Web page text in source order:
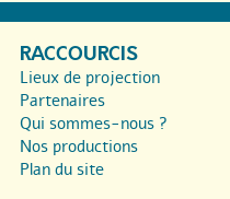
RACCOURCIS
Lieux de projection
Partenaires
Qui sommes-nous ?
Nos productions
Plan du site